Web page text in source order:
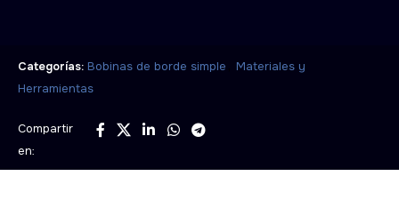
Categorías: Bobinas de borde simple
Materiales y
Herramientas
Compartir
en: